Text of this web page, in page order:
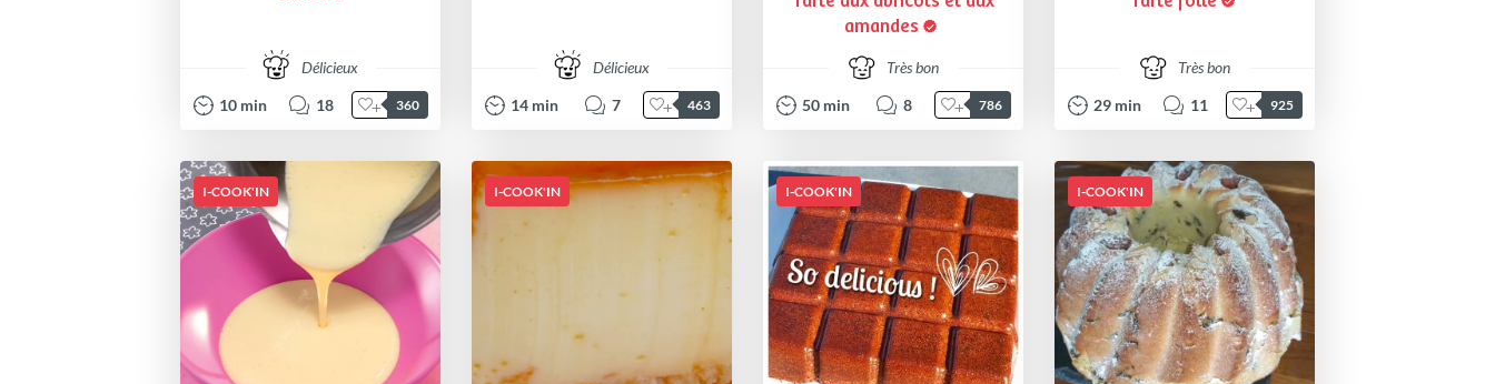
Délicieux
10 min 18 360
Délicieux
14 min 7 463
amandes
Très bon
50 min 8 786
Très bon
29 min 11 925
I-COOK'IN I-COOK'IN I-COOK'IN I-COOK'IN